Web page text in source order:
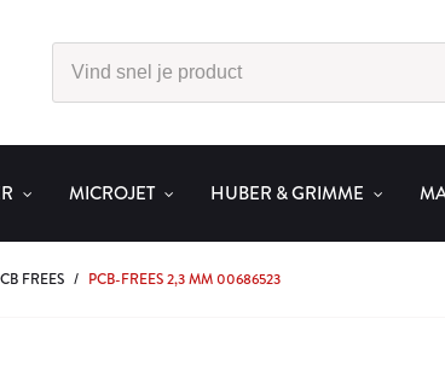
MICROJET HUBER & GRIMME
FREES / PCB-FREES 2,3 MM 00686523